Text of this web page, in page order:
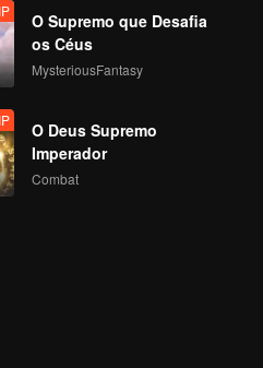
O Supremo que Desafia
os Céus
MysteriousFantasy
O Deus Supremo
Imperador
Combat